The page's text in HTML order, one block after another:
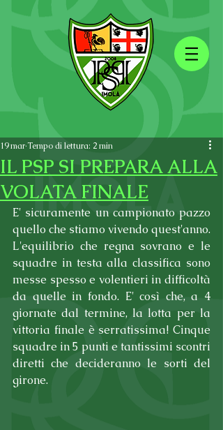
IL PSP SI PREPARA ALLA
VOLATA FINALE
19 marTempo di lettura: 2 min
E' sicuramente un campionato pazzo
quello che stiamo vivendo quest'anno.
L'equilibrio che regna sovrano e le
squadre in testa alla classifica sono
messe spesso e volentieri in difficoltà
da quelle in fondo. E' così che, a 4
giornate dal termine, la lotta per la
vittoria finale è serratissima! Cinque
squadre in 5 punti e tantissimi scontri
diretti che decideranno le sorti del
girone.